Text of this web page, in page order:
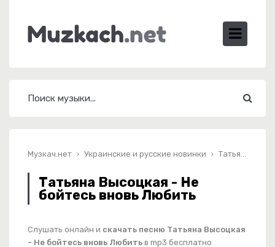
Музкач.нет Украинские и русские новинки Татьяна Высоцкая - Не бойтесь вновь Любить
Татьяна Высоцкая - Не
бойтесь вновь Любить
Слушать онлайн и скачать песню Татьяна Высоцкая
- Не бойтесь вновь Любить в mp3 бесплатно